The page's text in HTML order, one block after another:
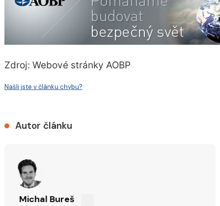
Zdroj: Webové stránky AOBP
Našli jste v článku chybu?
Autor článku
Michal Bureš